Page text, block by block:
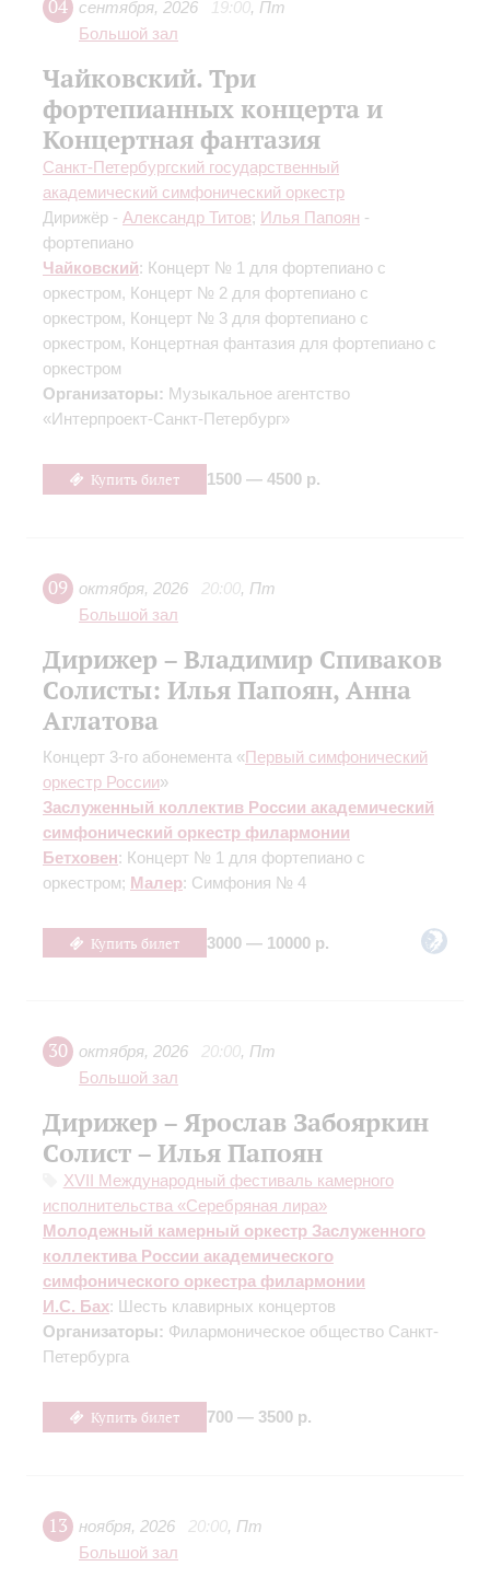
04 сентября, 2026 19:00, Пт
Большой зал
Чайковский. Три
фортепианных концерта и
Концертная фантазия
Санкт-Петербургский государственный
академический симфонический оркестр
Дирижёр - Александр Титов; Илья Папоян -
фортепиано
Чайковский: Концерт № 1 для фортепиано с
оркестром, Концерт № 2 для фортепиано с
оркестром, Концерт № 3 для фортепиано с
оркестром, Концертная фантазия для фортепиано с
оркестром
Организаторы: Музыкальное агентство
«Интерпроект-Санкт-Петербург»
Купить билет 1500 — 4500 р.
09 октября, 2026 20:00, Пт
Большой зал
Дирижер – Владимир Спиваков
Солисты: Илья Папоян, Анна
Аглатова
Концерт 3-го абонемента «Первый симфонический
оркестр России»
Заслуженный коллектив России академический
симфонический оркестр филармонии
Бетховен: Концерт № 1 для фортепиано с
оркестром; Малер: Симфония № 4
Купить билет 3000 — 10000 р.
30 октября, 2026 20:00, Пт
Большой зал
Дирижер – Ярослав Забояркин
Солист – Илья Папоян
XVII Международный фестиваль камерного
исполнительства «Серебряная лира»
Молодежный камерный оркестр Заслуженного
коллектива России академического
симфонического оркестра филармонии
И.С. Бах: Шесть клавирных концертов
Организаторы: Филармоническое общество Санкт-
Петербурга
Купить билет 700 — 3500 р.
13 ноября, 2026 20:00, Пт
Большой зал